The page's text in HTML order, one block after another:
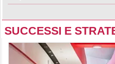
SUCCESSI E